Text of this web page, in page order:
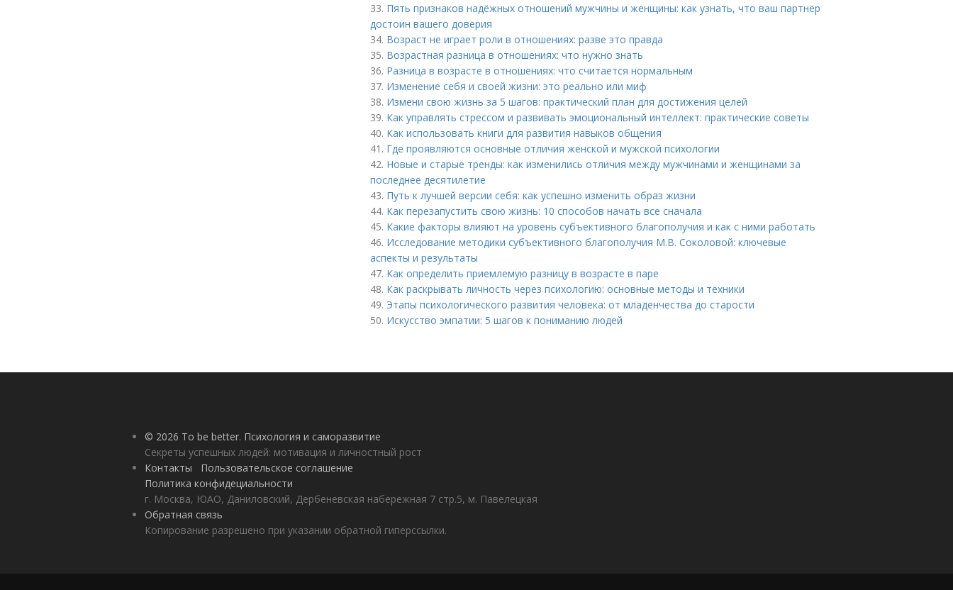
33. Пять признаков надёжных отношений мужчины и женщины: как узнать, что ваш партнёр
достоин вашего доверия
34. Возраст не играет роли в отношениях: разве это правда
35. Возрастная разница в отношениях: что нужно знать
36. Разница в возрасте в отношениях: что считается нормальным
37. Изменение себя и своей жизни: это реально или миф
38. Измени свою жизнь за 5 шагов: практический план для достижения целей
39. Как управлять стрессом и развивать эмоциональный интеллект: практические советы
40. Как использовать книги для развития навыков общения
41. Где проявляются основные отличия женской и мужской психологии
42. Новые и старые тренды: как изменились отличия между мужчинами и женщинами за
последнее десятилетие
43. Путь к лучшей версии себя: как успешно изменить образ жизни
44. Как перезапустить свою жизнь: 10 способов начать все сначала
45. Какие факторы влияют на уровень субъективного благополучия и как с ними работать
46. Исследование методики субъективного благополучия М.В. Соколовой: ключевые
аспекты и результаты
47. Как определить приемлемую разницу в возрасте в паре
48. Как раскрывать личность через психологию: основные методы и техники
49. Этапы психологического развития человека: от младенчества до старости
50. Искусство эмпатии: 5 шагов к пониманию людей
© 2026 To be better. Психология и саморазвитие
Секреты успешных людей: мотивация и личностный рост
Контакты
Пользовательское соглашение
Политика конфидециальности
г. Москва, ЮАО, Даниловский, Дербеневская набережная 7 стр.5, м. Павелецкая
Обратная связь
Копирование разрешено при указании обратной гиперссылки.